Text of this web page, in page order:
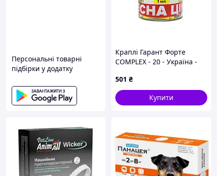
Персональні товарні
підбірки у додатку
Краплі Гарант Форте
COMPLEX - 20 - Україна -
вошей та власоїдів -
Гарант Форте - 1 - 2-10
501 ₴
Купити